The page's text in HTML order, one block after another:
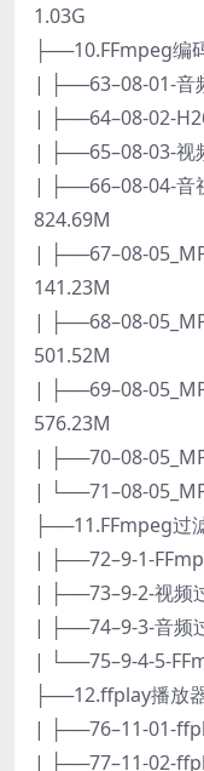
1.03G
├──10.FFmpeg编
| ├──63–08-01-音
| ├──64–08-02-
| ├──65–08-03-视
| ├──66–08-04-音
824.69M
| ├──67–08-
141.23M
| ├──68–08-
501.52M
| ├──69–08-
576.23M
| ├──70–08-
| └──71–08-
├──11.FFmpeg过
| ├──72–9-1-
| ├──73–9-2-视频
| ├──74–9-3-音频
| └──75–9-4-5-
├──12.ffplay播放
| ├──76–11-01-
| ├──77–11-02-